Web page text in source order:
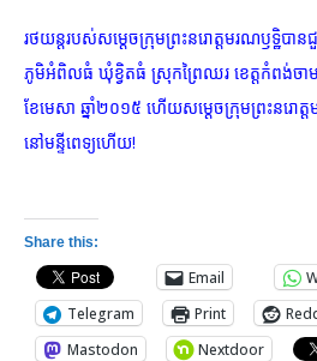
រថយន្ដរបស់សម្ដេចក្រុមព្រះនរោត្ដមរណឫទិ្ឋបា
ភូមិអំពិលធំ ឃុំខ្វិតធំ ស្រុកព្រៃឈរ ខេត្តកំពង់ចា
ខែមេសា ឆ្នាំ២០១៥ ហើយសម្ដេចក្រុមព្រះនរោត្
នៅមន្ទីពេទ្យហើយ!
Share this:
Email
Telegram
Print
Mastodon
Nextdoor